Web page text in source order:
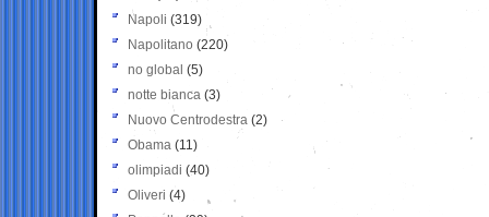
Napoli (319)
Napolitano (220)
no global (5)
notte bianca (3)
Nuovo Centrodestra (2)
Obama (11)
olimpiadi (40)
Oliveri (4)